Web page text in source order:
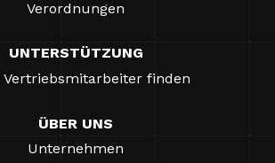
Verordnungen
UNTERSTÜTZUNG
Vertriebsmitarbeiter finden
ÜBER UNS
Unternehmen